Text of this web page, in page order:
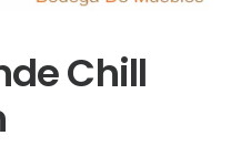
Chill